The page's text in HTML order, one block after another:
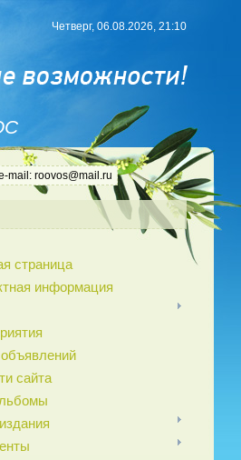
Четверг, 06.08.2026, 21:10
mail: roovos@mail.ru
страница
информация
сайта